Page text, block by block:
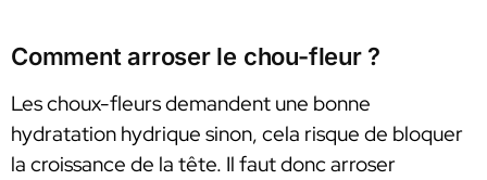
Comment arroser le chou-fleur ?
Les choux-fleurs demandent une bonne
hydratation hydrique sinon, cela risque de bloquer
la croissance de la tête. Il faut donc arroser